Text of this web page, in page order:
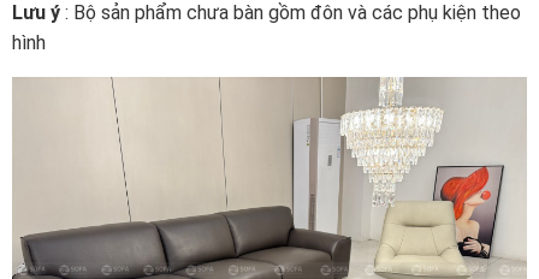
Lưu ý : Bộ sản phẩm chưa bàn gồm đôn và các phụ kiện theo
hình